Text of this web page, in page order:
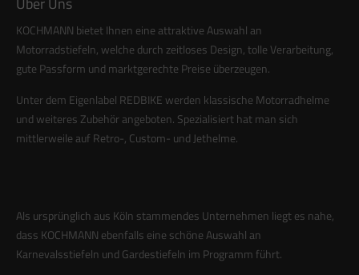
KOCHMANN bietet Ihnen eine attraktive Auswahl an
Motorradstiefeln, welche durch zeitloses Design, tolle Verarbeitung,
gute Passform und marktgerechte Preise überzeugen.
Unter dem Eigenlabel REDBIKE werden klassische Motorradhelme
und weiteres Zubehör angeboten. Spezialisiert hat man sich
mittlerweile auf Retro-, Custom- und Jethelme.
Als ursprünglich aus Köln stammendes Unternehmen liegt es nahe,
dass KOCHMANN ebenfalls eine schöne Auswahl an
Karnevalsstiefeln und Gardestiefeln im Programm führt.